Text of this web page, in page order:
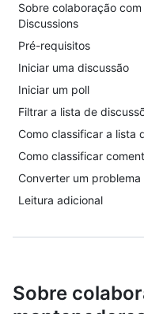
Sobre colaboração
Discussions
Pré-requisitos
Iniciar uma discussão
Iniciar um poll
Filtrar a lista de
Como classificar a lista
Como classificar
Converter um
Leitura adicional
Sobre